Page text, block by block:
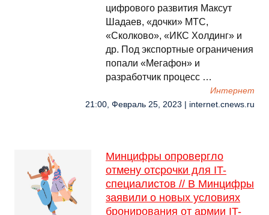
цифрового развития Максут
Шадаев, «дочки» МТС,
«Сколково», «ИКС Холдинг» и
др. Под экспортные ограничения
попали «Мегафон» и
разработчик процесс …
Интернет
21:00, Февраль 25, 2023 | internet.cnews.ru
Минцифры опровергло
отмену отсрочки для IT-
специалистов // В Минцифры
заявили о новых условиях
бронирования от армии IT-